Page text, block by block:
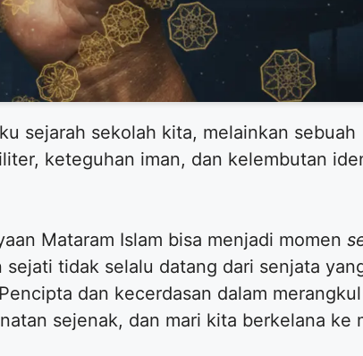
sejarah sekolah kita, melainkan sebuah
keteguhan iman, dan kelembutan
Mataram Islam bisa menjadi momen
tidak selalu datang dari senjata
dan kecerdasan dalam merangkul
sejenak, dan mari kita berkelana ke